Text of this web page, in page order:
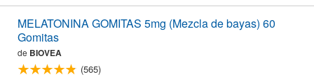
MELATONINA GOMITAS 5mg (Mezcla de bayas) 60
Gomitas
de BIOVEA
(565)